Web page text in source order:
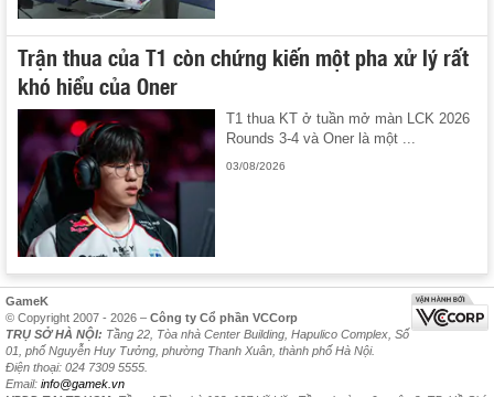
Trận thua của T1 còn chứng kiến một pha xử lý rất
khó hiểu của Oner
T1 thua KT ở tuần mở màn LCK 2026
Rounds 3-4 và Oner là một ...
03/08/2026
GameK
© Copyright 2007 - 2026 – Công ty Cổ phần VCCorp
TRỤ SỞ HÀ NỘI: Tầng 22, Tòa nhà Center Building, Hapulico Complex, Số
01, phố Nguyễn Huy Tưởng, phường Thanh Xuân, thành phố Hà Nội.
Điện thoại: 024 7309 5555.
Email: info@gamek.vn